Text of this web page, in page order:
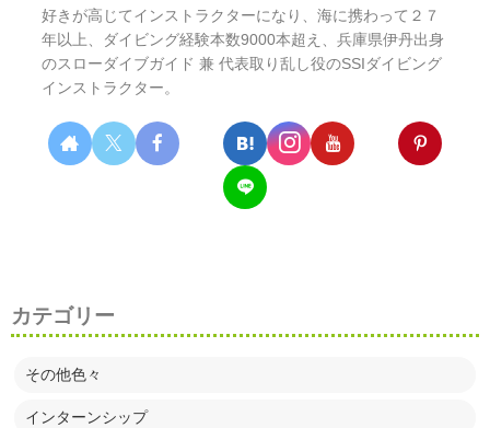
好きが高じてインストラクターになり、海に携わって２７
年以上、ダイビング経験本数9000本超え、兵庫県伊丹出身
のスローダイブガイド 兼 代表取り乱し役のSSIダイビング
インストラクター。
カテゴリー
その他色々
インターンシップ